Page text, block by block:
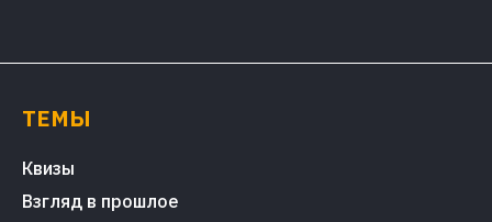
ТЕМЫ
Квизы
Взгляд в прошлое